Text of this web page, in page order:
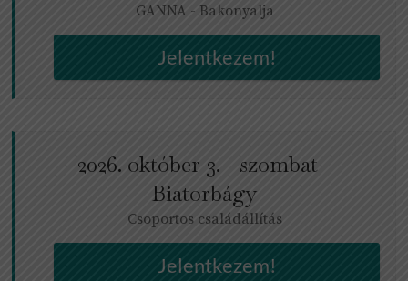
GANNA - Bakonyalja
Jelentkezem!
2026. október 3. - szombat -
Biatorbágy
Csoportos családállítás
Jelentkezem!